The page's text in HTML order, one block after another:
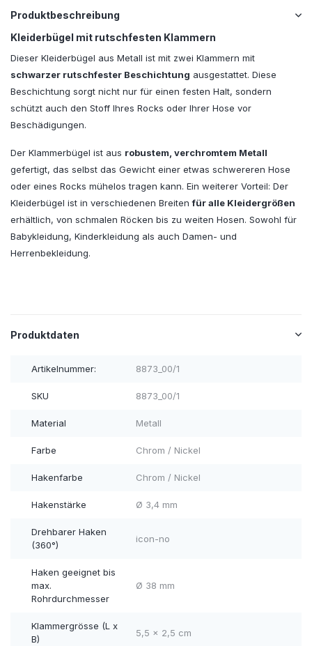
Produktbeschreibung
Kleiderbügel mit rutschfesten Klammern
Dieser Kleiderbügel aus Metall ist mit zwei Klammern mit
schwarzer rutschfester Beschichtung ausgestattet. Diese
Beschichtung sorgt nicht nur für einen festen Halt, sondern
schützt auch den Stoff Ihres Rocks oder Ihrer Hose vor
Beschädigungen.
Der Klammerbügel ist aus robustem, verchromtem Metall
gefertigt, das selbst das Gewicht einer etwas schwereren Hose
oder eines Rocks mühelos tragen kann. Ein weiterer Vorteil: Der
Kleiderbügel ist in verschiedenen Breitenfür alle Kleidergrößen
erhältlich, von schmalen Röcken bis zu weiten Hosen. Sowohl für
Babykleidung, Kinderkleidung als auch Damen- und
Herrenbekleidung.
Produktdaten
Artikelnummer: 8873_00/1
SKU 8873_00/1
Material Metall
Farbe Chrom / Nickel
Hakenfarbe Chrom / Nickel
Hakenstärke Ø 3,4 mm
Drehbarer Haken
(360°)
icon-no
Haken geeignet bis
max.
Rohrdurchmesser
Ø 38 mm
Klammergrösse (L x
B)
5,5 x 2,5 cm